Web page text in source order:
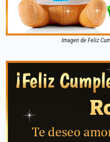
Imagen de Feliz